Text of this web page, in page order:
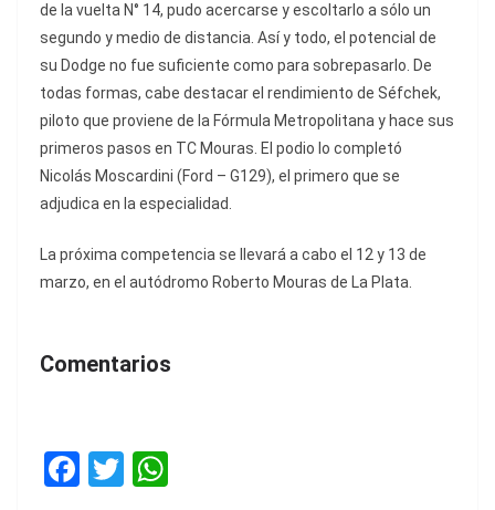
de la vuelta N° 14, pudo acercarse y escoltarlo a sólo un
segundo y medio de distancia. Así y todo, el potencial de
su Dodge no fue suficiente como para sobrepasarlo. De
todas formas, cabe destacar el rendimiento de Séfchek,
piloto que proviene de la Fórmula Metropolitana y hace sus
primeros pasos en TC Mouras. El podio lo completó
Nicolás Moscardini (Ford – G129), el primero que se
adjudica en la especialidad.
La próxima competencia se llevará a cabo el 12 y 13 de
marzo, en el autódromo Roberto Mouras de La Plata.
Comentarios
F T